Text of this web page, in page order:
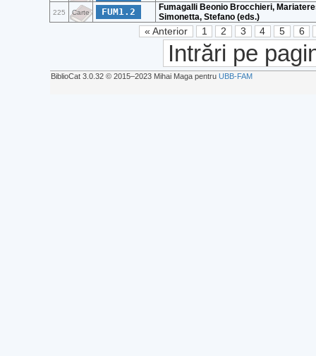
225 Carte FUM1.2
Fumagalli Beonio Brocchieri,
Simonetta, Stefano (eds.)
« Anterior 1 2 3 4 5 6
Intrări pe
BiblioCat 3.0.32 © 2015‒2023 Mihai Maga pentru UBB-FAM